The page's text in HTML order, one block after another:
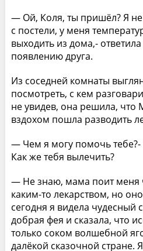
— Ой, Коля, ты пришёл? Я не
с постели, у меня
выходить из дома,-
появлению друга.
Из соседней комнаты
посмотреть, с кем
не увидев, она решила, что
вздохом пошла разводить
— Чем я могу помочь тебе?-
Как же тебя вылечить?
— Не знаю, мама поит меня
каким-то лекарством, но
сегодня я видела чудесный
добрая фея и сказала, что
только соком волшебной
далёкой сказочной стране.